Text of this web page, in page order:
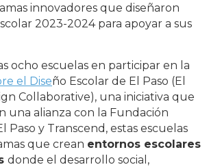
innovadores que diseñaron
2023-2024 para apoyar a sus
ocho escuelas en participar en la
el Diseño Escolar de El Paso (El
Collaborative), una iniciativa que
una alianza con la Fundación
Paso y Transcend, estas escuelas
que crean entornos escolares
donde el desarrollo social,